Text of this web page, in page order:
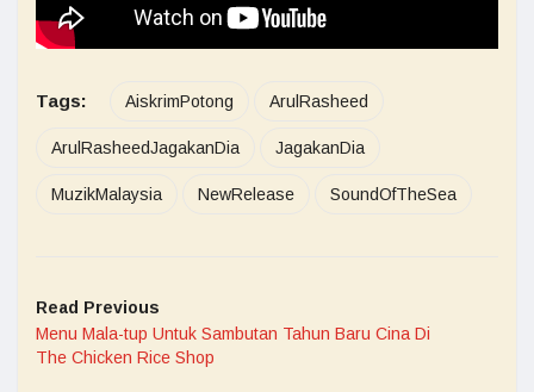
Tags: AiskrimPotong ArulRasheed
ArulRasheedJagakanDia JagakanDia
MuzikMalaysia NewRelease SoundOfTheSea
Read Previous
Menu Mala-tup Untuk Sambutan Tahun Baru Cina Di
The Chicken Rice Shop